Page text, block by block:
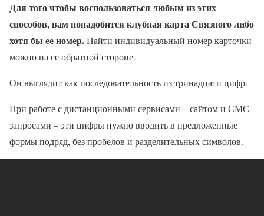
Для того чтобы воспользоваться любым из этих
способов, вам понадобится клубная карта Связного либо
хотя бы ее номер.Найти индивидуальный номер карточки
можно на ее обратной стороне.
Он выглядит как последовательность из тринадцати цифр.
При работе с дистанционными сервисами – сайтом и СМС-
запросами – эти цифры нужно вводить в предложенные
формы подряд, без пробелов и разделительных символов.